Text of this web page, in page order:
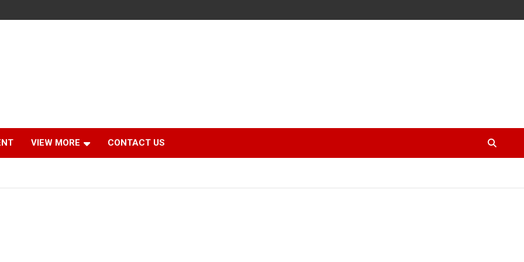
VIEW MORE CONTACT US